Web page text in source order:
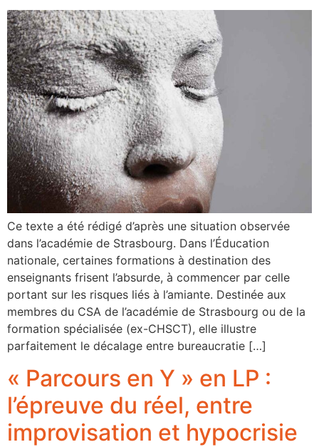
Ce texte a été rédigé d’après une situation observée
dans l’académie de Strasbourg. Dans l’Éducation
nationale, certaines formations à destination des
enseignants frisent l’absurde, à commencer par celle
portant sur les risques liés à l’amiante. Destinée aux
membres du CSA de l’académie de Strasbourg ou de la
formation spécialisée (ex-CHSCT), elle illustre
parfaitement le décalage entre bureaucratie […]
« Parcours en Y » en LP :
l’épreuve du réel, entre
improvisation et hypocrisie